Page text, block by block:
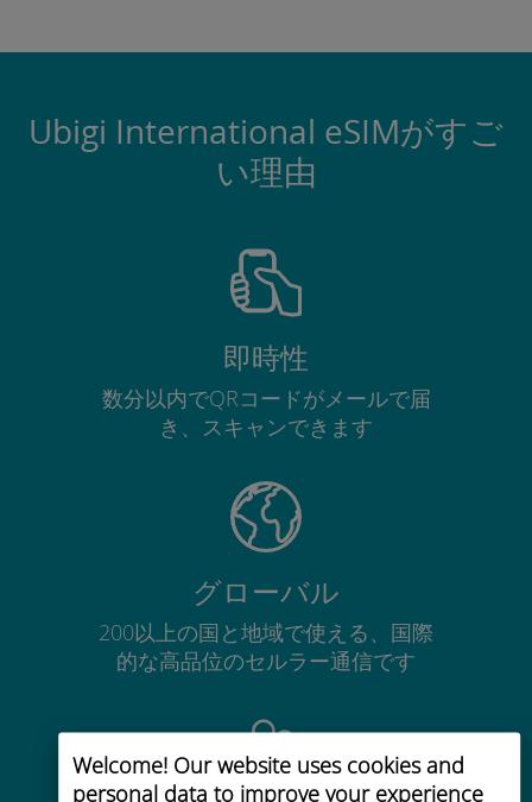
Welcome! Our website uses cookies and
personal data to improve your experience
Ubigi International eSIMがすご
い理由
即時性
数分以内でQRコードがメールで届
き、スキャンできます
グローバル
200以上の国と地域で使える、国際
的な高品位のセルラー通信です